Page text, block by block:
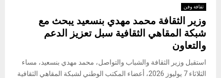
ثقافة وفن
وزير الثقافة محمد مهدي بنسعيد يبحث مع
شبكة المقاهي الثقافية سبل تعزيز الدعم
والتعاون
استقبل وزير الثقافة والشباب والتواصل، محمد مهدي بنسعيد، مساء
الثلاثاء 7 يوليوز 2026، أعضاء المكتب الوطني لشبكة المقاهي الثقافية